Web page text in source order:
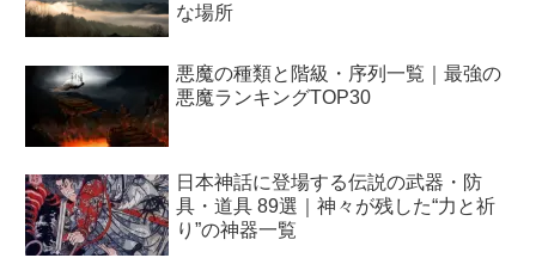
な場所
悪魔の種類と階級・序列一覧｜最強の
悪魔ランキングTOP30
日本神話に登場する伝説の武器・防
具・道具 89選｜神々が残した“力と祈
り”の神器一覧